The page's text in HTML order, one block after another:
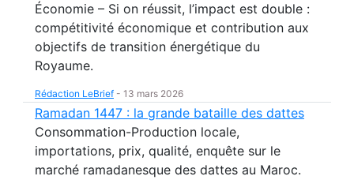
Économie – Si on réussit, l’impact est double :
compétitivité économique et contribution aux
objectifs de transition énergétique du
Royaume.
Rédaction LeBrief - 13 mars 2026
Ramadan 1447 : la grande bataille des dattes
Consommation-Production locale,
importations, prix, qualité, enquête sur le
marché ramadanesque des dattes au Maroc.